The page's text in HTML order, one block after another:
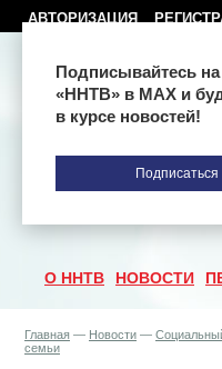
АВТОРИЗАЦИЯ
О ННТВ НОВОСТИ
Главная — Новости —
семьи
Подписывайтесь на
«ННТВ» в МАХ и
в курсе новостей!
Подписаться